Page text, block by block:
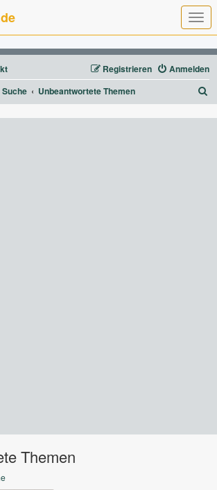
T
o
g
g
l
e
n
a
g
Anmelden
Registrieren
Suche Unbeantwortete Themen
u
Themen